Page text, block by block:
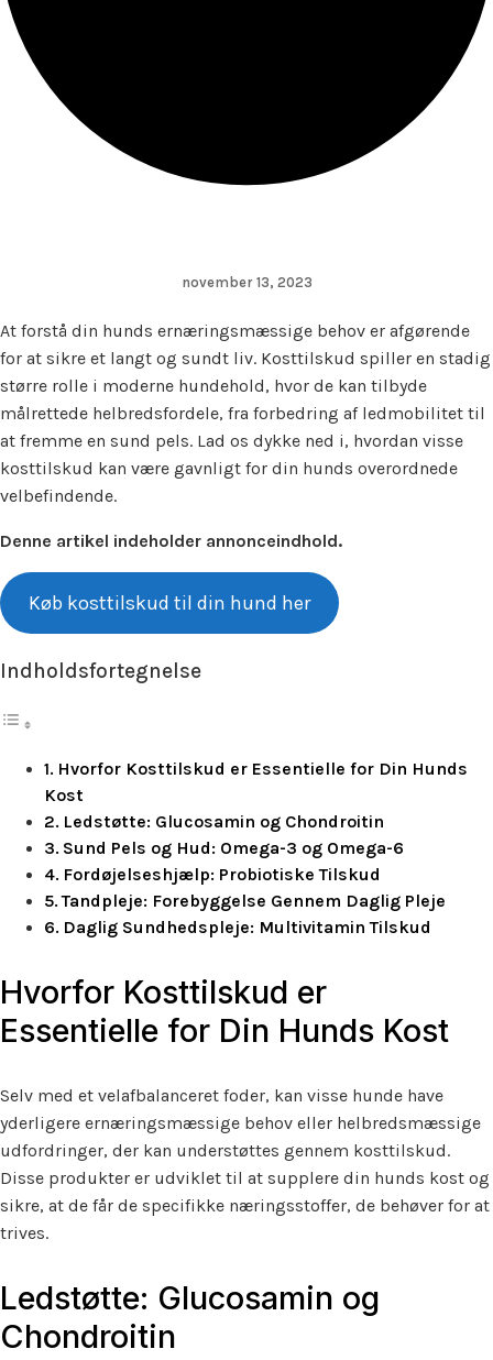
november 13, 2023
At forstå din hunds ernæringsmæssige behov er afgørende
for at sikre et langt og sundt liv. Kosttilskud spiller en stadig
større rolle i moderne hundehold, hvor de kan tilbyde
målrettede helbredsfordele, fra forbedring af ledmobilitet til
at fremme en sund pels. Lad os dykke ned i, hvordan visse
kosttilskud kan være gavnligt for din hunds overordnede
velbefindende.
Denne artikel indeholder annonceindhold.
Køb kosttilskud til din hund her
Indholdsfortegnelse
Hvorfor Kosttilskud er Essentielle for Din Hunds
Kost
Ledstøtte: Glucosamin og Chondroitin
Sund Pels og Hud: Omega-3 og Omega-6
Fordøjelseshjælp: Probiotiske Tilskud
Tandpleje: Forebyggelse Gennem Daglig Pleje
Daglig Sundhedspleje: Multivitamin Tilskud
Hvorfor Kosttilskud er
Essentielle for Din Hunds Kost
Selv med et velafbalanceret foder, kan visse hunde have
yderligere ernæringsmæssige behov eller helbredsmæssige
udfordringer, der kan understøttes gennem kosttilskud.
Disse produkter er udviklet til at supplere din hunds kost og
sikre, at de får de specifikke næringsstoffer, de behøver for at
trives.
Ledstøtte: Glucosamin og
Chondroitin